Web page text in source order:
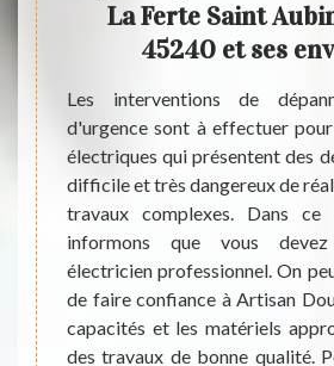
se
se
des
pour
à
45
peut
La Ferte Saint
45240 et ses
Les interventions de
d'urgence sont à effectuer
électriques qui présentent des
difficile et très dangereux de
travaux complexes. Dans ce
informons que vous
électricien professionnel. On
de faire confiance à Artisan
capacités et les matériels
des travaux de bonne qualité.